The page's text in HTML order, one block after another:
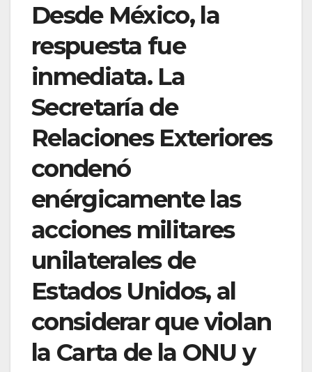
Desde México, la
respuesta fue
inmediata. La
Secretaría de
Relaciones Exteriores
condenó
enérgicamente las
acciones militares
unilaterales de
Estados Unidos, al
considerar que violan
la Carta de la ONU y